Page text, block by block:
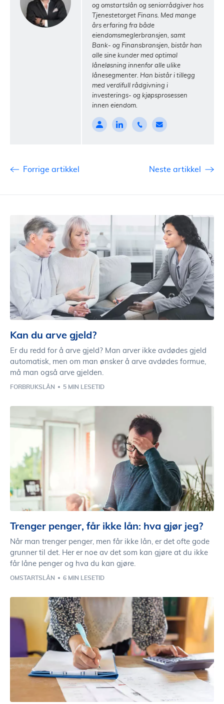
og omstartslån og seniorrådgiver hos
Tjenestetorget Finans. Med mange
års erfaring fra både
eiendomsmeglerbransjen, samt
Bank- og Finansbransjen, bistår han
alle sine kunder med optimal
låneløsning innenfor alle ulike
lånesegmenter. Han bistår i tillegg
med verdifull rådgivning i
investerings- og kjøpsprosessen
innen eiendom.
Forrige artikkel Neste artikkel
Kan du arve gjeld?
Er du redd for å arve gjeld? Man arver ikke avdødes gjeld
automatisk, men om man ønsker å arve avdødes formue,
må man også arve gjelden.
FORBRUKSLÅN 5 MIN LESETID
Trenger penger, får ikke lån: hva gjør jeg?
Når man trenger penger, men får ikke lån, er det ofte gode
grunner til det. Her er noe av det som kan gjøre at du ikke
får låne penger og hva du kan gjøre.
OMSTARTSLÅN 6 MIN LESETID